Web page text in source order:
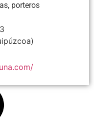
porteros